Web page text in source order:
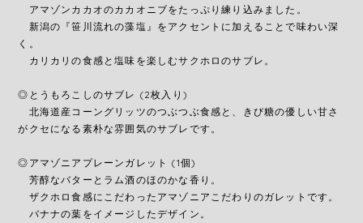
アマゾンカカオのカカオニブをたっぷり練り込みました。
新潟の『笹川流れの藻塩』をアクセントに加えることで味わい深
く。
カリカリの食感と塩味を楽しむサクホロのサブレ。
◎とうもろこしのサブレ (2枚入り)
北海道産コーングリッツのつぶつぶ食感と、きび糖の優しい甘さ
がクセになる素朴な雰囲気のサブレです。
◎アマゾニアプレーンガレット (1個)
芳醇なバターとラム酒のほのかな香り。
ザクホロ食感にこだわったアマゾニアこだわりのガレットです。
バナナの葉をイメージしたデザイン。